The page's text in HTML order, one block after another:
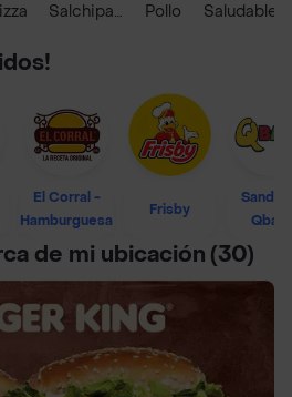
Salchipapas Pollo Saludable
El Corral -
Hamburguesa
Frisby
de mi ubicación (30)